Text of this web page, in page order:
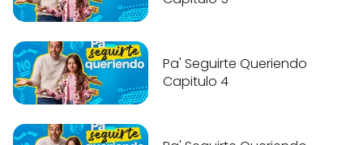
Pa' Seguirte Queriendo
Capitulo 4